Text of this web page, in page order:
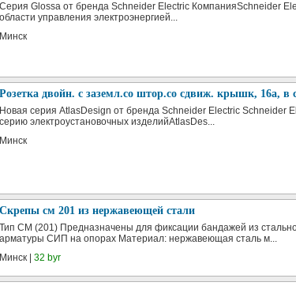
Серия Glossa от бренда Schneider Electric КомпанияSchneider
области управления электроэнергией...
Минск
Розетка двойн. с заземл.со штор.со сдвиж. крышк, 16а, в
Новая серия AtlasDesign от бренда Schneider Electric Schneider
серию электроустановочных изделийAtlasDes...
Минск
Скрепы см 201 из нержавеющей стали
Тип СМ (201) Предназначены для фиксации бандажей из
арматуры СИП на опорах Материал: нержавеющая сталь м...
Минск | 32 byr